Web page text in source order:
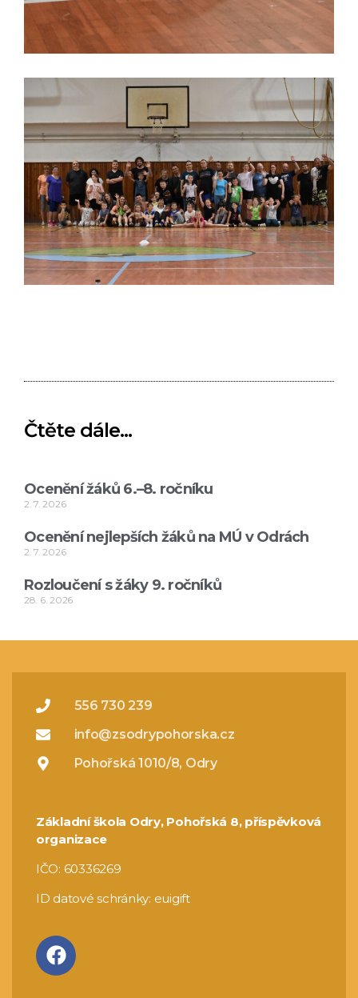
Čtěte dále...
Ocenění žáků 6.–8. ročníku
2. 7. 2026
Ocenění nejlepších žáků na MÚ v Odrách
2. 7. 2026
Rozloučení s žáky 9. ročníků
28. 6. 2026
556 730 239
info@zsodrypohorska.cz
Pohořská 1010/8, Odry
Základní škola Odry, Pohořská 8, příspěvková
organizace
IČO: 60336269
ID datové schránky: euigift